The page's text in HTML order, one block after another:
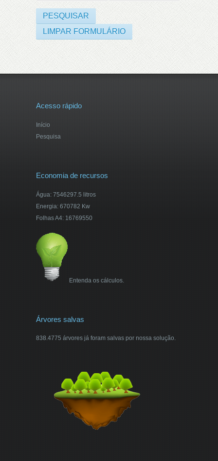
Acesso rápido
Início
Pesquisa
Economia de recursos
Água: 7546297.5 litros
Energia: 670782 Kw
Folhas A4: 16769550
Entenda os cálculos.
Árvores salvas
838.4775 árvores já foram salvas por nossa solução.